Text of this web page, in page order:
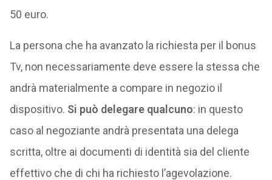
50 euro.
La persona che ha avanzato la richiesta per il bonus
Tv, non necessariamente deve essere la stessa che
andrà materialmente a compare in negozio il
dispositivo. Si può delegare qualcuno: in questo
caso al negoziante andrà presentata una delega
scritta, oltre ai documenti di identità sia del cliente
effettivo che di chi ha richiesto l’agevolazione.